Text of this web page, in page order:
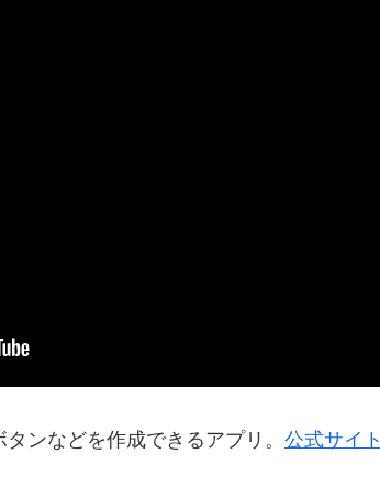
ンなどを作成できるアプリ。 公式サイト